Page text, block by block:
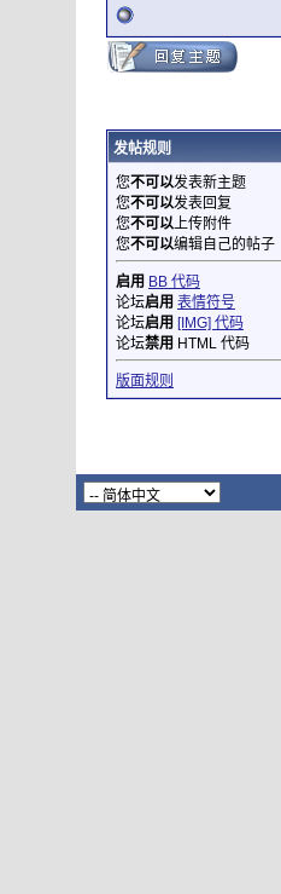
发帖规则
您不可以发表新主题
您不可以发表回复
您不可以上传附件
您不可以编辑自己的帖子
启用 BB 代码
论坛启用 表情符号
论坛启用 [IMG] 代码
论坛禁用 HTML 代码
版面规则